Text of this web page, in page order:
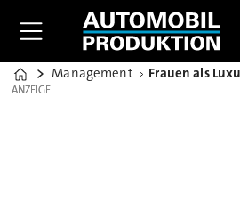
Home
Management
ANZEIGE
ANZEIGE